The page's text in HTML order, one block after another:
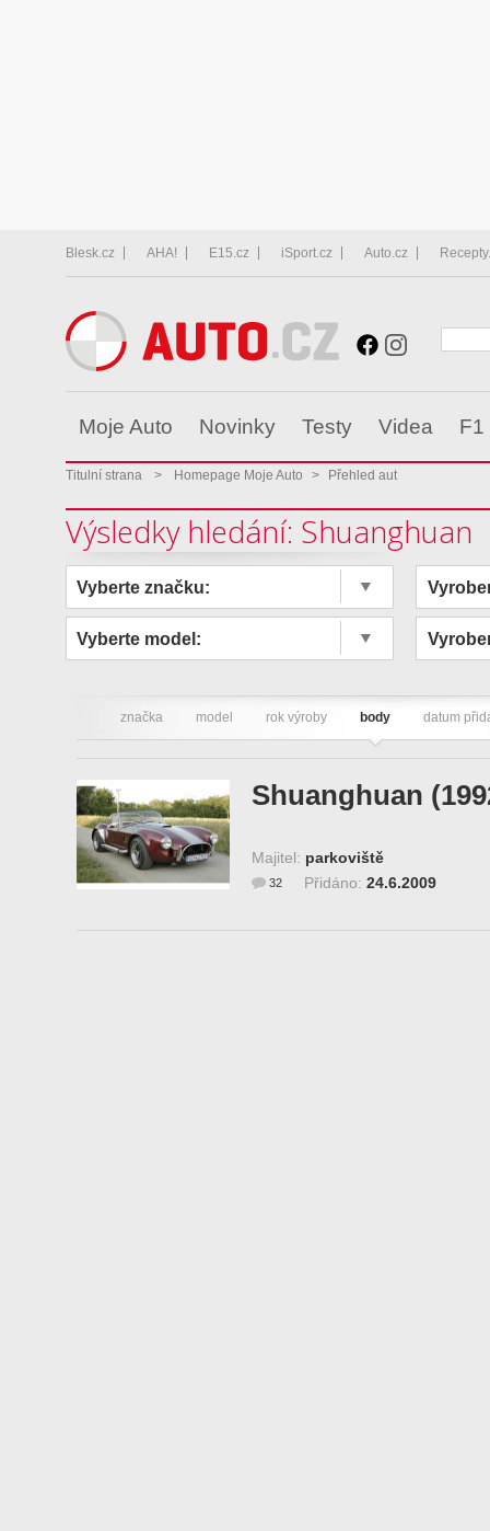
Blesk.cz AHA! E15.cz iSport.cz Auto.cz
Moje Auto Novinky Testy Videa F1
Titulní strana > Homepage Moje Auto > Přehled aut
Výsledky hledání: Shuanghuan
Vyberte značku:
Vyberte model:
značka model rok výroby body datum
Shuanghuan
Majitel: parkoviště
Přidáno: 24.6.2009
32